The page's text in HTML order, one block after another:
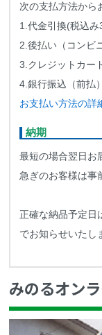
次の支払方法から
1.代金引換(税込
2.後払い（コンビ
3.クレジットカー
4.銀行振込（前払
お支払い方法の詳
納期
最短の場合翌日お
急ぎのお客様は事
正確な納品予定日
でお知らせいたし
みのるオン